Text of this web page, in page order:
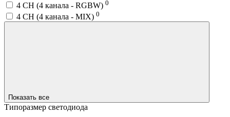
4 CH (4 канала - RGBW) 0
4 CH (4 канала - MIX) 0
Показать все
Типоразмер светодиода